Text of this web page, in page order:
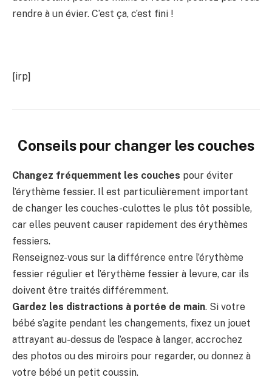
rendre à un évier. C’est ça, c’est fini !
[irp]
Conseils pour changer les couches
Changez fréquemment les couches pour éviter
l’érythème fessier. Il est particulièrement important
de changer les couches-culottes le plus tôt possible,
car elles peuvent causer rapidement des érythèmes
fessiers.
Renseignez-vous sur la différence entre l’érythème
fessier régulier et l’érythème fessier à levure, car ils
doivent être traités différemment.
Gardez les distractions à portée de main. Si votre
bébé s’agite pendant les changements, fixez un jouet
attrayant au-dessus de l’espace à langer, accrochez
des photos ou des miroirs pour regarder, ou donnez à
votre bébé un petit coussin.